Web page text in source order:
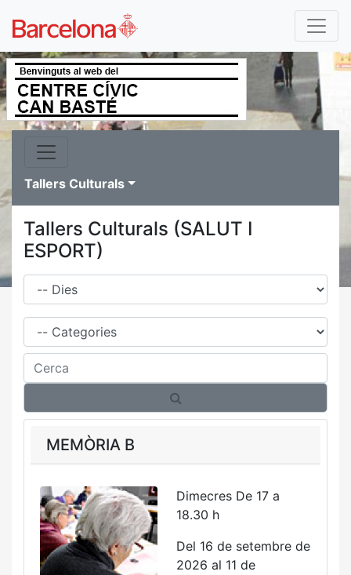
Tallers Culturals
Tallers Culturals (SALUT I
ESPORT)
Dies
Família
Cerca
MEMÒRIA B
Dimecres De 17 a
18.30 h
Del 16 de setembre de
2026 al 11 de